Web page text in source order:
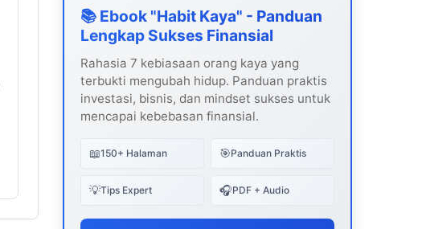
📚 Ebook "Habit Kaya" - Panduan
Lengkap Sukses Finansial
Rahasia 7 kebiasaan orang kaya yang
terbukti mengubah hidup. Panduan praktis
investasi, bisnis, dan mindset sukses untuk
mencapai kebebasan finansial.
📖150+ Halaman 🎯Panduan Praktis
💡Tips Expert 🎧PDF + Audio